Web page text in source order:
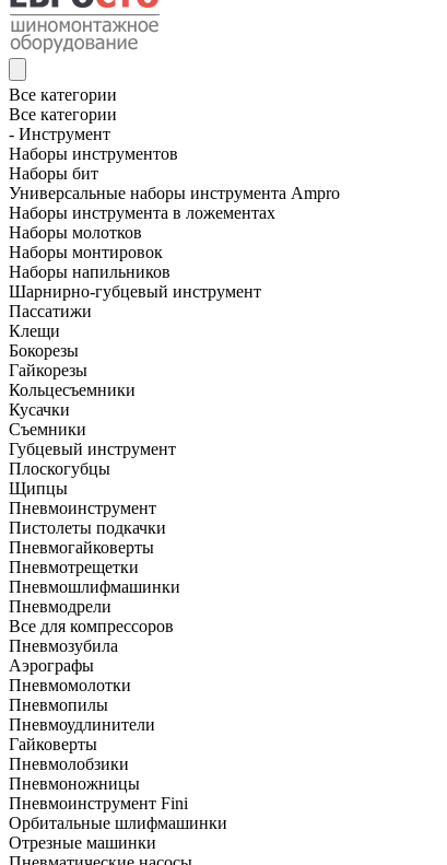
Все категории
Все категории
- Инструмент
Наборы инструментов
Наборы бит
Универсальные наборы инструмента Ampro
Наборы инструмента в ложементах
Наборы молотков
Наборы монтировок
Наборы напильников
Шарнирно-губцевый инструмент
Пассатижи
Клещи
Бокорезы
Гайкорезы
Кольцесъемники
Кусачки
Съемники
Губцевый инструмент
Плоскогубцы
Щипцы
Пневмоинструмент
Пистолеты подкачки
Пневмогайковерты
Пневмотрещетки
Пневмошлифмашинки
Пневмодрели
Все для компрессоров
Пневмозубила
Аэрографы
Пневмомолотки
Пневмопилы
Пневмоудлинители
Гайковерты
Пневмолобзики
Пневмоножницы
Пневмоинструмент Fini
Орбитальные шлифмашинки
Отрезные машинки